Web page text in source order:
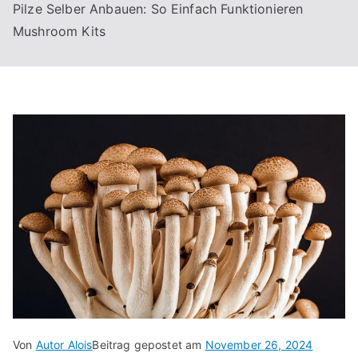
Pilze Selber Anbauen: So Einfach Funktionieren
Mushroom Kits
Von Autor AloisBeitrag gepostet am November 26, 2024